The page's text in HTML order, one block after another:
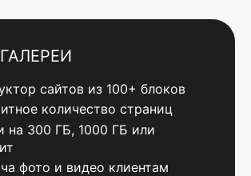
сайтов из 100+ блоков
количество страниц
на 300 ГБ, 1000 ГБ или
фото и видео клиентам